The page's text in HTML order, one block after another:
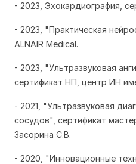
- 2023, Эхокардиография,
- 2023, "Практическая
ALNAIR Medical.
- 2023, "Ультразвуковая
сертификат НП, центр ИН
- 2021, "Ультразвуковая
сосудов", сертификат
Засорина С.В.
- 2020, "Инновационные